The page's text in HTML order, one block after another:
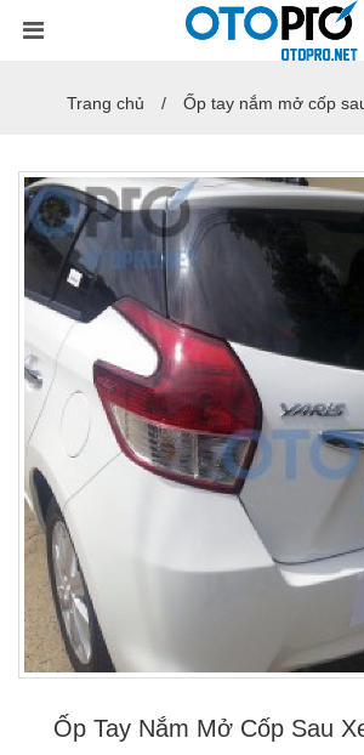
Trang chủ Ốp tay nắm mở cốp
Ốp Tay Nắm Mở Cốp Sau